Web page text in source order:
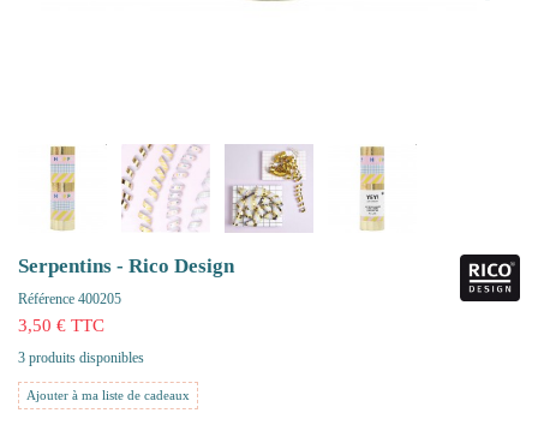
Serpentins - Rico Design
Référence 400205
3,50 € TTC
3 produits disponibles
Ajouter à ma liste de cadeaux